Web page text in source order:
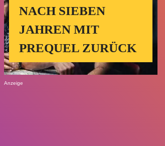
NACH SIEBEN
JAHREN MIT
PREQUEL ZURÜCK
Anzeige